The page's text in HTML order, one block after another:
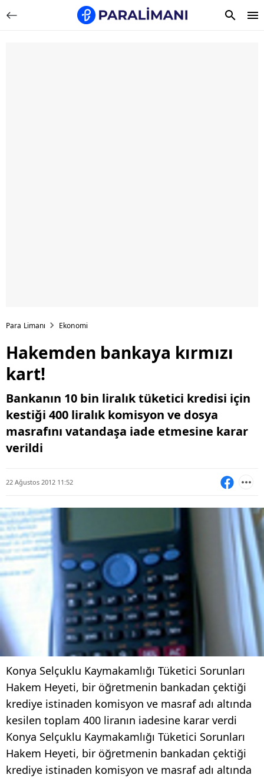
Para Limanı Ekonomi
Hakemden bankaya kırmızı
kart!
Bankanın 10 bin liralık tüketici kredisi için
kestiği 400 liralık komisyon ve dosya
masrafını vatandaşa iade etmesine karar
verildi
22 Ağustos 2012 11:52
Konya Selçuklu Kaymakamlığı Tüketici Sorunları
Hakem Heyeti, bir öğretmenin bankadan çektiği
krediye istinaden komisyon ve masraf adı altında
kesilen toplam 400 liranın iadesine karar verdi
Konya Selçuklu Kaymakamlığı Tüketici Sorunları
Hakem Heyeti, bir öğretmenin bankadan çektiği
krediye istinaden komisyon ve masraf adı altında